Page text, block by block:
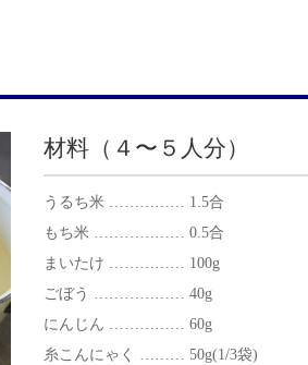
材料（４〜５人分）
うるち米 …………… 1.5合
もち米 ……………… 0.5合
まいたけ …………… 100g
ごぼう ……………… 40g
にんじん …………… 60g
糸こんにゃく ……… 50g(1/3袋)